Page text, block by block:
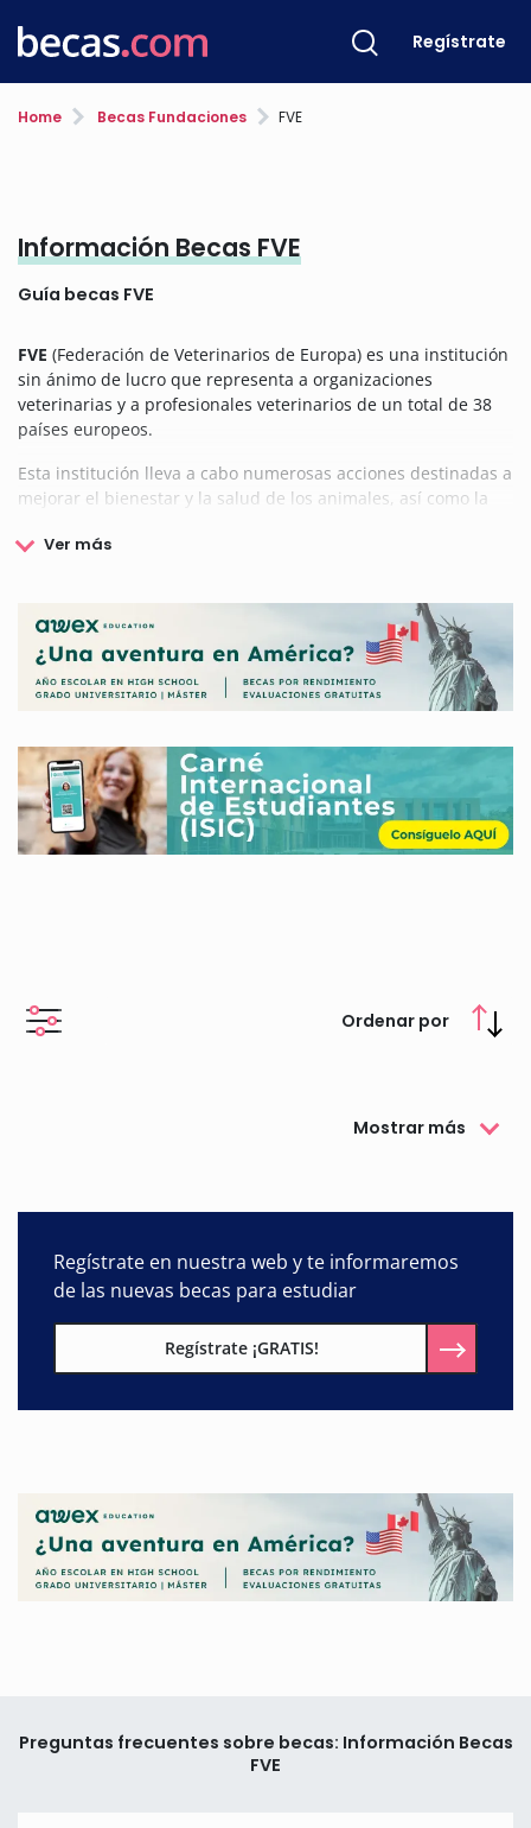
Regístrate
Home Becas Fundaciones FVE
Información Becas FVE
Guía becas FVE
FVE (Federación de Veterinarios de Europa) es una institución
sin ánimo de lucro que representa a organizaciones
veterinarias y a profesionales veterinarios de un total de 38
países europeos.
Esta institución lleva a cabo numerosas acciones destinadas a
mejorar el bienestar y la salud de los animales, así como la
camino de ser profesionales de este sector. Es por esto que
FVE lleva a cabo la convocatoria de becas que están
destinadas a los estudiantes de este ámbito con el propósito
de colaborar con los mismos y hacer más llevadero el
Así que si eres estudiante de Veterinaria, estamos seguros de
que te interesará conocer la información que te facilitamos a
continuación.
Ordenar por
Mostrar más
Regístrate en nuestra web y te informaremos
de las nuevas becas para estudiar
Regístrate ¡GRATIS!
Preguntas frecuentes sobre becas: Información Becas
FVE